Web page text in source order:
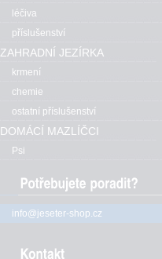
léčiva
příslušenství
ZAHRADNÍ JEZÍRKA
krmení
chemie
ostatní příslušenství
DOMÁCÍ MAZLÍČCI
Psi
info@jeseter-shop.cz